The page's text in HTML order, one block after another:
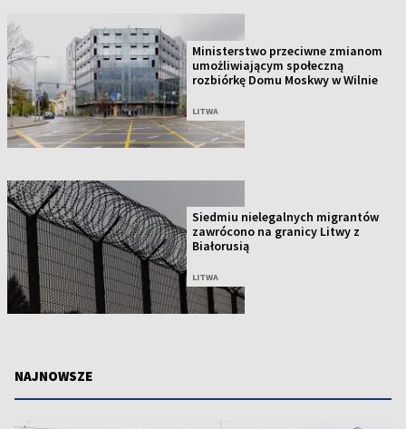
Ministerstwo przeciwne zmianom
umożliwiającym społeczną
rozbiórkę Domu Moskwy w Wilnie
LITWA
Siedmiu nielegalnych migrantów
zawrócono na granicy Litwy z
Białorusią
LITWA
NAJNOWSZE